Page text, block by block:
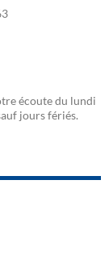
écoute du lundi
jours fériés.